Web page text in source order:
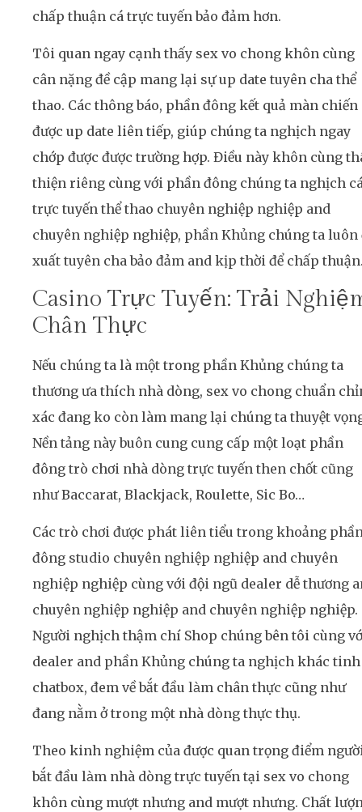
chấp thuận cá trực tuyến bảo đảm hơn.
Tôi quan ngay cạnh thấy sex vo chong khôn cùng
cân nặng đề cập mang lại sự up date tuyên cha thể
thao. Các thông báo, phần đông kết quả màn chiến
được up date liên tiếp, giúp chúng ta nghịch ngay
chớp được được trường hợp. Điều này khôn cùng
thiện riêng cùng với phần đông chúng ta nghịch
trực tuyến thể thao chuyên nghiệp nghiệp and
chuyên nghiệp nghiệp, phần Khủng chúng ta luôn
xuất tuyên cha bảo đảm and kịp thời để chấp
Casino Trực Tuyến: Trải
Chân Thực
Nếu chúng ta là một trong phần Khủng chúng ta
thương ưa thích nhà dòng, sex vo chong chuẩn
xác đang ko còn làm mang lại chúng ta thuyệt
Nền tảng này buôn cung cung cấp một loạt phần
đông trò chơi nhà dòng trực tuyến then chốt cũng
như Baccarat, Blackjack, Roulette, Sic Bo…
Các trò chơi được phát liên tiểu trong khoảng
đông studio chuyên nghiệp nghiệp and chuyên
nghiệp nghiệp cùng với đội ngũ dealer dễ thương
chuyên nghiệp nghiệp and chuyên nghiệp nghiệp.
Người nghịch thậm chí Shop chúng bên tôi cùng
dealer and phần Khủng chúng ta nghịch khác
chatbox, đem về bắt đầu làm chân thực cũng như
đang nằm ở trong một nhà dòng thực thụ.
Theo kinh nghiệm của được quan trọng điểm
bắt đầu làm nhà dòng trực tuyến tại sex vo chong
khôn cùng mượt nhưng and mượt nhưng. Chất